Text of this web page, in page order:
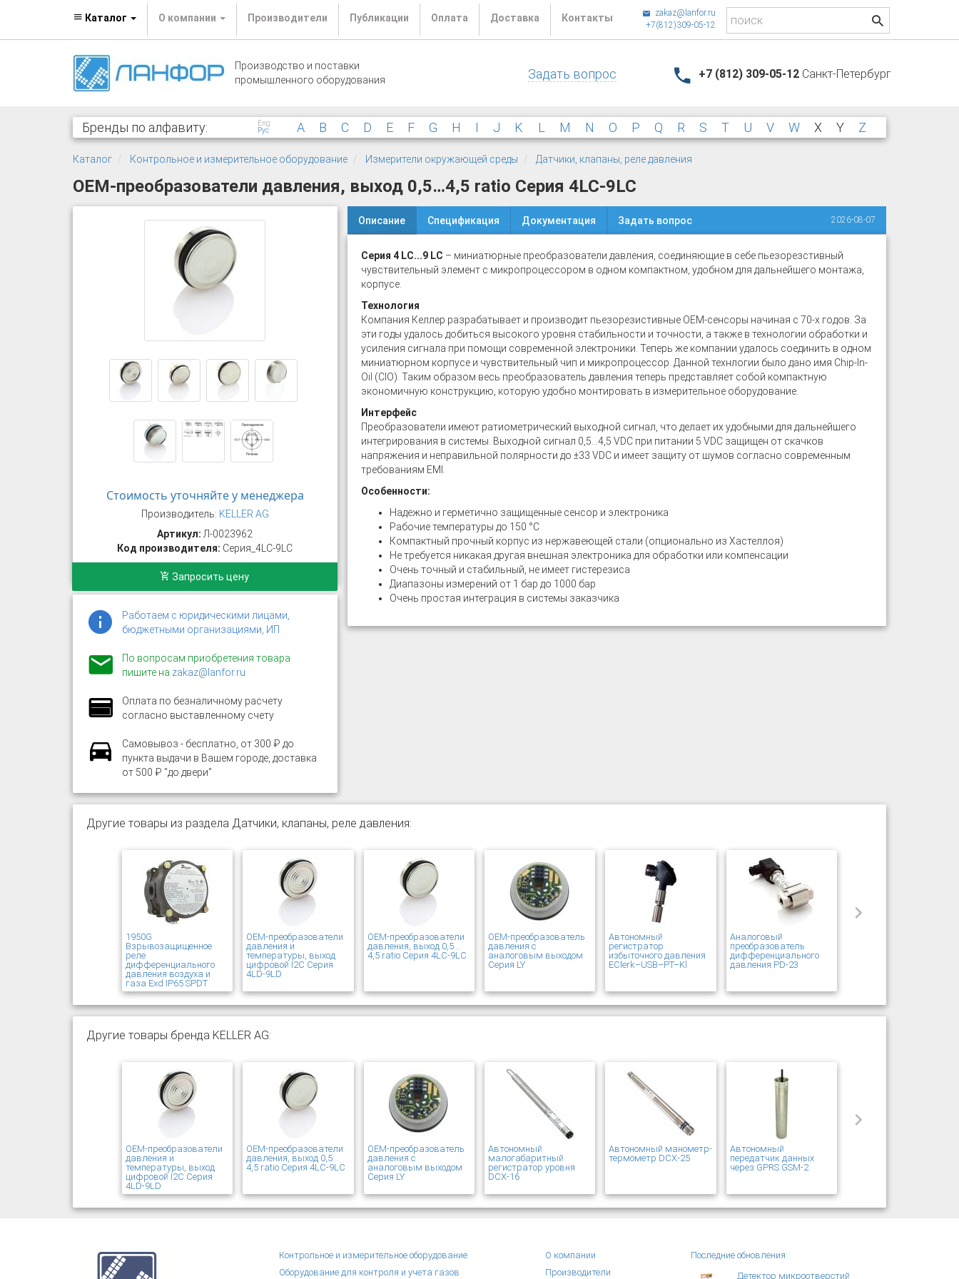
Каталог О компании Производители Публикации Оплата Доставка Контакты
zakaz@lanfor.ru
+7(812)309-05-12
Производство и поставки
промышленного оборудования
Задать вопрос +7 (812) 309-05-12 Санкт-Петербург
Бренды по алфавиту:
Eng
Рус
A B C D E F G H I J K L M N O P Q R S T U VW X Y Z
Каталог Контрольное и измерительное оборудование Измерители окружающей среды Датчики, клапаны, реле давления
OEM-преобразователи давления, выход 0,5…4,5 ratio Серия 4LC-9LC
Стоимость уточняйте у менеджера
Производитель: KELLER AG
Артикул: Л-0023962
Код производителя: Серия_4LC-9LC
Запросить цену
Работаем с юридическими лицами,
бюджетными организациями, ИП
По вопросам приобретения товара
пишите на zakaz@lanfor.ru
Оплата по безналичному расчету
согласно выставленному счету
Самовывоз - бесплатно, от 300 ₽ до
пункта выдачи в Вашем городе, доставка
от 500 ₽ "до двери"
Описание Спецификация Документация Задать вопрос 2026-08-07
Серия 4 LC...9 LC – миниатюрные преобразователи давления, соединяющие в себе пьезорезстивный
чувствительный элемент с микропроцессором в одном компактном, удобном для дальнейшего монтажа,
корпусе.
Технология
Компания Келлер разрабатывает и производит пьезорезистивные OEM-сенсоры начиная с 70-х годов. За
эти годы удалось добиться высокого уровня стабильности и точности, а также в технологии обработки и
усиления сигнала при помощи современной электроники. Теперь же компании удалось соединить в одном
миниатюрном корпусе и чувствительный чип и микропроцессор. Данной технлогии было дано имя Chip-In-
Oil (CIO). Таким образом весь преобразователь давления теперь представляет собой компактную
экономичную конструкцию, которую удобно монтировать в измерительное оборудование.
Интерфейс
Преобразователи имеют ратиометрический выходной сигнал, что делает их удобными для дальнейшего
интегрирования в системы. Выходной сигнал 0,5…4,5 VDC при питании 5 VDC защищен от скачков
напряжения и неправильной полярности до ±33 VDC и имеет защиту от шумов согласно современным
требованиям EMI.
Особенности:
Надежно и герметично защищенные сенсор и электроника
Рабочие температуры до 150 °C
Компактный прочный корпус из нержавеющей стали (опционально из Хастеллоя)
Не требуется никакая другая внешная электроника для обработки или компенсации
Очень точный и стабильный, не имеет гистерезиса
Диапазоны измерений от 1 бар до 1000 бар
Очень простая интеграция в системы заказчика
Другие товары из раздела Датчики, клапаны, реле давления:
1950G
Взрывозащищенное
реле
дифференциального
давления воздуха и
газа Exd IP65 SPDT
OEM-преобразователи
давления и
температуры, выход
цифровой I2C Серия
4LD-9LD
OEM-преобразователи
давления, выход 0,5…
4,5 ratio Серия 4LC-9LC
OEM-преобразователь
давления с
аналоговым выходом
Серия LY
Автономный
регистратор
избыточного давления
EClerk–USB–PT–Kl
Аналоговый
преобразователь
дифференциального
давления PD-23
Другие товары бренда KELLER AG:
OEM-преобразователи
давления и
температуры, выход
цифровой I2C Серия
4LD-9LD
OEM-преобразователи
давления, выход 0,5…
4,5 ratio Серия 4LC-9LC
OEM-преобразователь
давления с
аналоговым выходом
Серия LY
Автономный
малогабаритный
регистратор уровня
DCX-16
Автономный манометр-
термометр DCX-25
Автономный
передатчик данных
через GPRS GSM-2
Контрольное и измерительное оборудование
Оборудование для контроля и учета газов
О компании
Производители
Последние обновления:
Детектор микроотверстий